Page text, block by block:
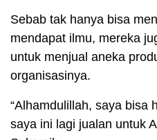
Sebab tak hanya bisa
mendapat ilmu, mereka
untuk menjual aneka
organisasinya.
“Alhamdulillah, saya bisa
saya ini lagi jualan untuk